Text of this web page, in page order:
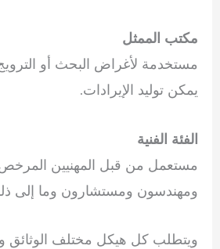
مكتب الممثل
مستخدمة لأغراض البحث أو
يمكن توليد الإيرادات.
الفئة الفنية
مستعمل من قبل المهنيين
ومهندسون ومستشارون وما إلى
ويتطلب كل هيكل مختلف الوثائق